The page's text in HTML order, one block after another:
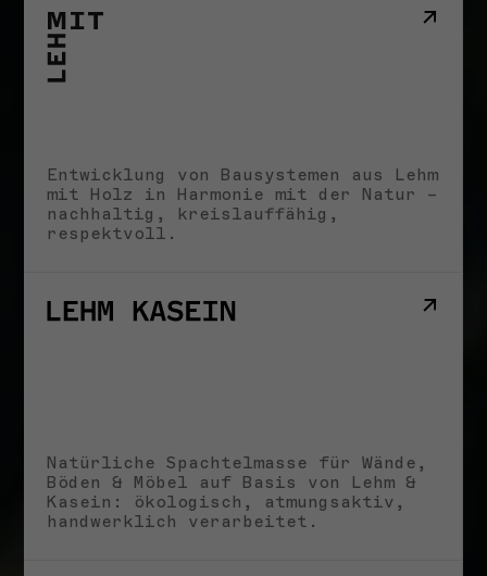
22. JUNI 2026
VORTRÄGE & VERANSTALTUNGEN
Entwicklung von Bausystemen aus Lehm
mit Holz in Harmonie mit der Natur –
nachhaltig, kreislauffähig,
respektvoll.
Natürliche Spachtelmasse für Wände,
Böden & Möbel auf Basis von Lehm &
Kasein: ökologisch, atmungsaktiv,
handwerklich verarbeitet.